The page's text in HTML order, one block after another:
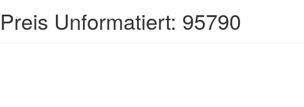
Preis Unformatiert: 95790